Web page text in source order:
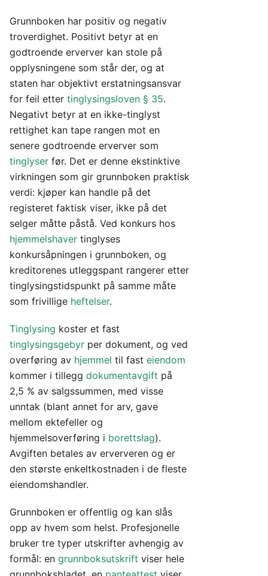
Grunnboken har positiv og negativ
troverdighet. Positivt betyr at en
godtroende erverver kan stole på
opplysningene som står der, og at
staten har objektivt erstatningsansvar
for feil etter tinglysingsloven § 35.
Negativt betyr at en ikke-tinglyst
rettighet kan tape rangen mot en
senere godtroende erverver som
tinglyser før. Det er denne ekstinktive
virkningen som gir grunnboken praktisk
verdi: kjøper kan handle på det
registeret faktisk viser, ikke på det
selger måtte påstå. Ved konkurs hos
hjemmelshaver tinglyses
konkursåpningen i grunnboken, og
kreditorenes utleggspant rangerer etter
tinglysingstidspunkt på samme måte
som frivillige heftelser.
Tinglysing koster et fast
tinglysingsgebyr per dokument, og ved
overføring av hjemmel til fast eiendom
kommer i tillegg dokumentavgift på
2,5 % av salgssummen, med visse
unntak (blant annet for arv, gave
mellom ektefeller og
hjemmelsoverføring i borettslag).
Avgiften betales av erververen og er
den største enkeltkostnaden i de fleste
eiendomshandler.
Grunnboken er offentlig og kan slås
opp av hvem som helst. Profesjonelle
bruker tre typer utskrifter avhengig av
formål: en grunnboksutskrift viser hele